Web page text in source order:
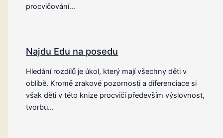
procvičování…
Najdu Edu na posedu
Hledání rozdílů je úkol, který mají všechny děti v
oblibě. Kromě zrakové pozornosti a diferenciace si
však děti v této knize procvičí především výslovnost,
tvorbu…